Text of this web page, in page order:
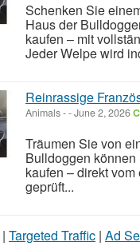
Schenken Sie
Haus der
kaufen – mit
Jeder Welpe wird
Reinrassige
Animals--June 2, 2026
Träumen Sie von
Bulldoggen
kaufen – direkt
geprüft...
| Targeted Traffic | Ad